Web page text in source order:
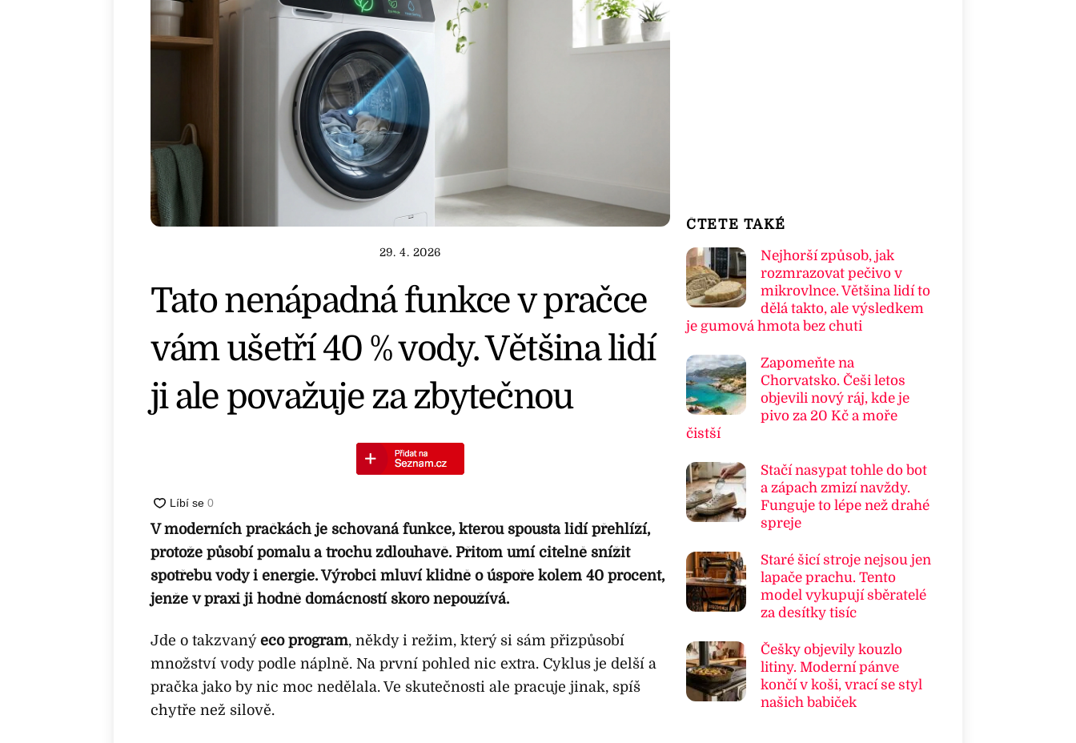
29. 4. 2026
Tato nenápadná funkce v pračce
vám ušetří 40 % vody. Většina lidí
ji ale považuje za zbytečnou
V moderních pračkách je schovaná funkce, kterou spousta lidí přehlíží,
protože působí pomalu a trochu zdlouhavě. Přitom umí citelně snížit
spotřebu vody i energie. Výrobci mluví klidně o úspoře kolem 40 procent,
jenže v praxi ji hodně domácností skoro nepoužívá.
Jde o takzvaný eco program, někdy i režim, který si sám přizpůsobí
množství vody podle náplně. Na první pohled nic extra. Cyklus je delší a
pračka jako by nic moc nedělala. Ve skutečnosti ale pracuje jinak, spíš
chytře než silově.
ČTETE TAKÉ
Nejhorší způsob, jak
rozmrazovat pečivo v
mikrovlnce. Většina lidí to
dělá takto, ale výsledkem
je gumová hmota bez chuti
Zapomeňte na
Chorvatsko. Češi letos
objevili nový ráj, kde je
pivo za 20 Kč a moře
čistší
Stačí nasypat tohle do bot
a zápach zmizí navždy.
Funguje to lépe než drahé
spreje
Staré šicí stroje nejsou jen
lapače prachu. Tento
model vykupují sběratelé
za desítky tisíc
Češky objevily kouzlo
litiny. Moderní pánve
končí v koši, vrací se styl
našich babiček